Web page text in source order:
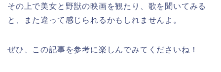
その上で美女と野獣の映画を観たり、歌を聞いてみる
と、また違って感じられるかもしれませんよ。
ぜひ、この記事を参考に楽しんでみてくださいね！